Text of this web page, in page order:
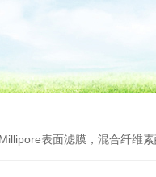
表面滤膜，混合纤维素酯，